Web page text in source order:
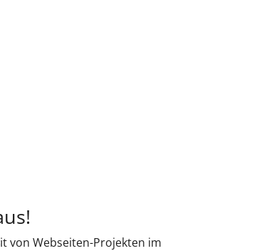
von Webseiten-Projekten im